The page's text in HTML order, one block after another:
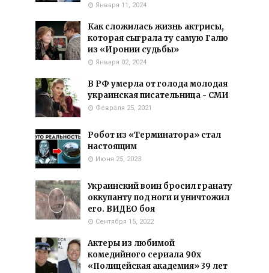
Января 11, 2024
Как сложилась жизнь актрисы,
которая сыграла ту самую Галю
из «Иронии судьбы»
Января 02, 2024
В РФ умерла от голода молодая
украинская писательница - СМИ
Февраля 25, 2021
Робот из «Терминатора» стал
настоящим
Июня 25, 2023
Украинский воин бросил гранату
оккупанту под ноги и уничтожил
его. ВИДЕО боя
Сентября 15, 2022
Актеры из любимой
комедийного сериала 90х
«Полицейская академия» 39 лет